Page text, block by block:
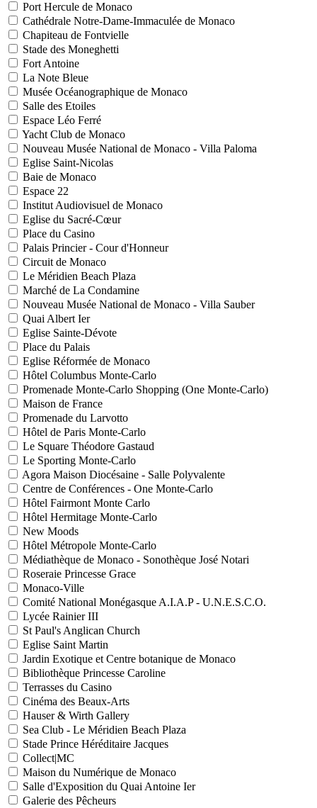
Port Hercule de Monaco
Cathédrale Notre-Dame-Immaculée de Monaco
Chapiteau de Fontvielle
Stade des Moneghetti
Fort Antoine
La Note Bleue
Musée Océanographique de Monaco
Salle des Etoiles
Espace Léo Ferré
Yacht Club de Monaco
Nouveau Musée National de Monaco - Villa Paloma
Eglise Saint-Nicolas
Baie de Monaco
Espace 22
Institut Audiovisuel de Monaco
Eglise du Sacré-Cœur
Place du Casino
Palais Princier - Cour d'Honneur
Circuit de Monaco
Le Méridien Beach Plaza
Marché de La Condamine
Nouveau Musée National de Monaco - Villa Sauber
Quai Albert Ier
Eglise Sainte-Dévote
Place du Palais
Eglise Réformée de Monaco
Hôtel Columbus Monte-Carlo
Promenade Monte-Carlo Shopping (One Monte-Carlo)
Maison de France
Promenade du Larvotto
Hôtel de Paris Monte-Carlo
Le Square Théodore Gastaud
Le Sporting Monte-Carlo
Agora Maison Diocésaine - Salle Polyvalente
Centre de Conférences - One Monte-Carlo
Hôtel Fairmont Monte Carlo
Hôtel Hermitage Monte-Carlo
New Moods
Hôtel Métropole Monte-Carlo
Médiathèque de Monaco - Sonothèque José Notari
Roseraie Princesse Grace
Monaco-Ville
Comité National Monégasque A.I.A.P - U.N.E.S.C.O.
Lycée Rainier III
St Paul's Anglican Church
Eglise Saint Martin
Jardin Exotique et Centre botanique de Monaco
Bibliothèque Princesse Caroline
Terrasses du Casino
Cinéma des Beaux-Arts
Hauser & Wirth Gallery
Sea Club - Le Méridien Beach Plaza
Stade Prince Héréditaire Jacques
Collect|MC
Maison du Numérique de Monaco
Salle d'Exposition du Quai Antoine Ier
Galerie des Pêcheurs